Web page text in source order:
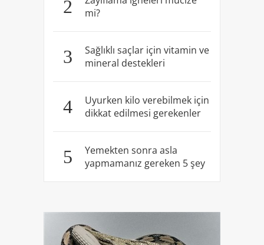
2
mi?
3
Sağlıklı saçlar için vitamin ve
mineral destekleri
4
Uyurken kilo verebilmek için
dikkat edilmesi gerekenler
5
Yemekten sonra asla
yapmamanız gereken 5 şey